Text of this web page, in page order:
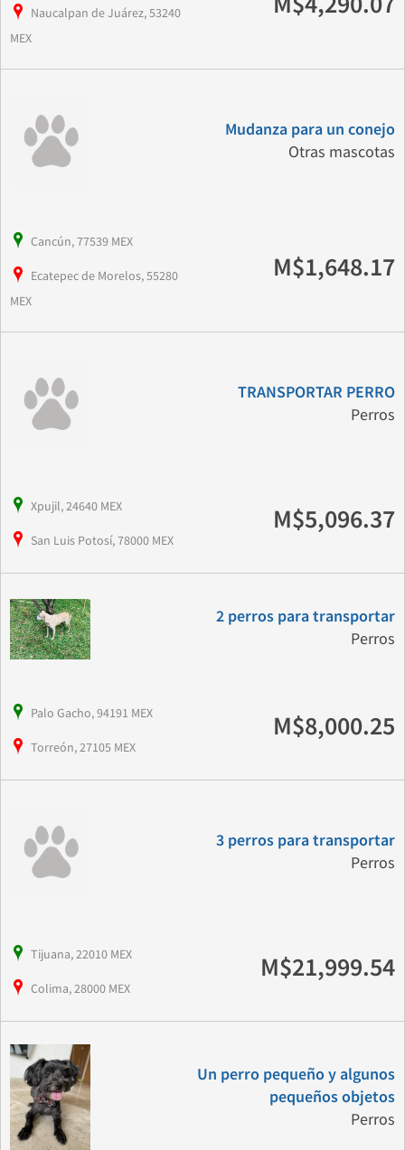
Naucalpan de Juárez, 53240
MEX
Mudanza para un conejo
Otras mascotas
Cancún, 77539 MEX
Ecatepec de Morelos, 55280
MEX
M$1,648.17
TRANSPORTAR PERRO
Perros
Xpujil, 24640 MEX
San Luis Potosí, 78000 MEX
M$5,096.37
2 perros para transportar
Perros
Palo Gacho, 94191 MEX
Torreón, 27105 MEX
M$8,000.25
3 perros para transportar
Perros
Tijuana, 22010 MEX
Colima, 28000 MEX
M$21,999.54
Un perro pequeño y algunos
pequeños objetos
Perros